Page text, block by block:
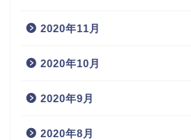
2020年11月
2020年10月
2020年9月
2020年8月